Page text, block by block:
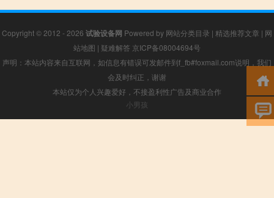
Copyright © 2012 - 2026 试验设备网 Powered by 网站分类目录 | 精选推荐文章 | 网
站地图 | 疑难解答 京ICP备08004694号
声明：本站内容来自互联网，如信息有错误可发邮件到f_fb#foxmail.com说明，我们
会及时纠正，谢谢
本站仅为个人兴趣爱好，不接盈利性广告及商业合作
小男孩